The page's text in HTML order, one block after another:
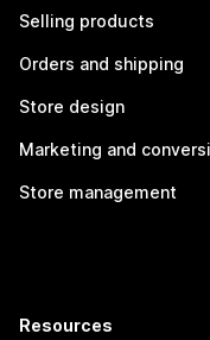
Selling products
Orders and shipping
Store design
Marketing and
Store management
Resources